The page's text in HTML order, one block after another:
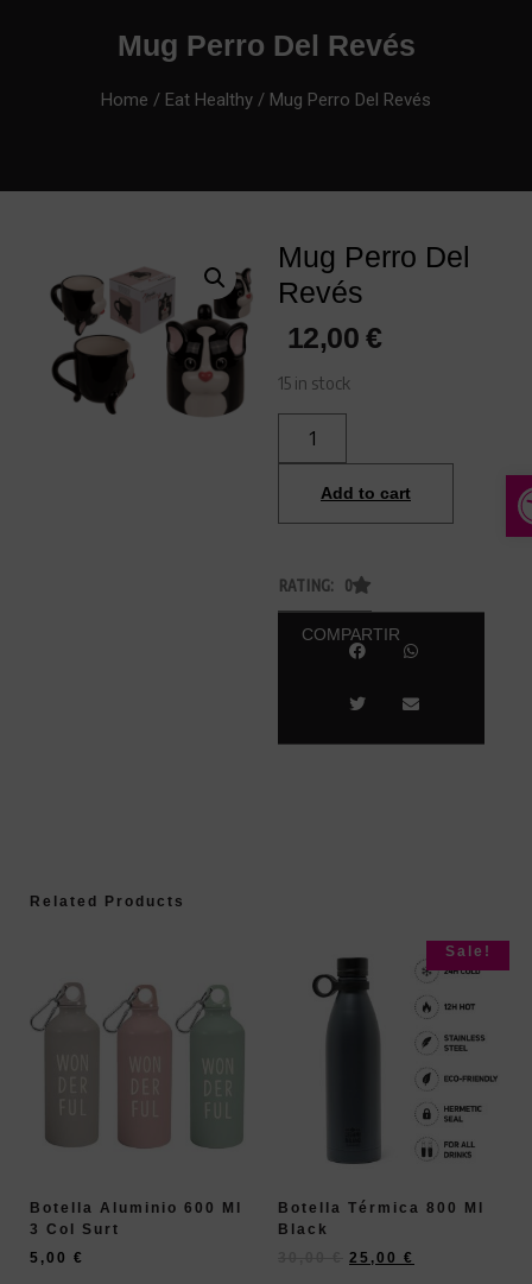
Mug Perro Del Revés
Home / Eat Healthy / Mug Perro Del Revés
Mug Perro Del
Revés
12,00€
15 in stock
Add to cart
RATING: 0
COMPARTIR
Related Products
Botella Aluminio 600 Ml
3 Col Surt
5,00 €
Sale!
Botella Térmica 800 Ml
Black
25,00 €